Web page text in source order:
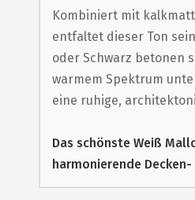
Kombiniert mit
entfaltet dieser Ton
oder Schwarz betonen
warmem Spektrum
eine ruhige,
Das schönste Weiß
harmonierende